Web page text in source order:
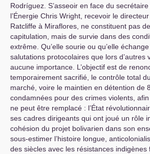
Rodríguez. S’asseoir en face du
l’Énergie Chris Wright, recevoir le
Ratcliffe à Miraflores, ne constituent pas
capitulation, mais de survie dans des
extrême. Qu’elle sourie ou qu’elle
salutations protocolaires que lors d’autres
aucune importance. L’objectif est de
temporairement sacrifié, le contrôle total
marché, voire le maintien en détention de
condamnées pour des crimes violents,
ne peut être remplacé : l’État
ses cadres dirigeants qui ont joué un rôle
cohésion du projet bolivarien dans son
sous-estimer l’histoire longue,
des siècles avec les résistances indigènes